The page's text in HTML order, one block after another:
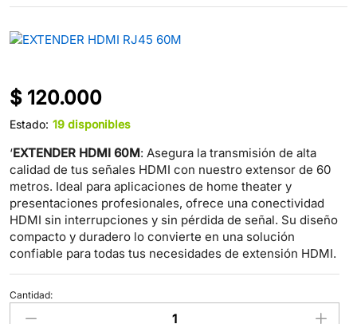
$ 120.000
Estado: 19 disponibles
‘EXTENDER HDMI 60M: Asegura la transmisión de alta
calidad de tus señales HDMI con nuestro extensor de 60
metros. Ideal para aplicaciones de home theater y
presentaciones profesionales, ofrece una conectividad
HDMI sin interrupciones y sin pérdida de señal. Su diseño
compacto y duradero lo convierte en una solución
confiable para todas tus necesidades de extensión HDMI.
EXTENDER
HDMI
Cantidad: